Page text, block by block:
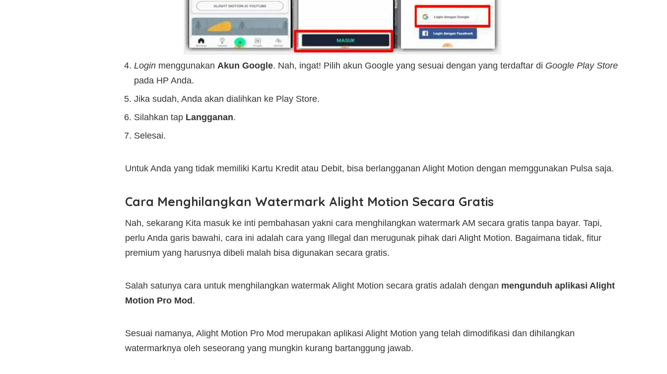
Login menggunakan Akun Google. Nah, ingat! Pilih akun Google yang sesuai dengan yang terdaftar di Google Play Store
pada HP Anda.
Jika sudah, Anda akan dialihkan ke Play Store.
Silahkan tap Langganan.
Selesai.
Untuk Anda yang tidak memiliki Kartu Kredit atau Debit, bisa berlangganan Alight Motion dengan memggunakan Pulsa saja.
Cara Menghilangkan Watermark Alight Motion Secara Gratis
Nah, sekarang Kita masuk ke inti pembahasan yakni cara menghilangkan watermark AM secara gratis tanpa bayar. Tapi,
perlu Anda garis bawahi, cara ini adalah cara yang Illegal dan merugunak pihak dari Alight Motion. Bagaimana tidak, fitur
premium yang harusnya dibeli malah bisa digunakan secara gratis.
Salah satunya cara untuk menghilangkan watermak Alight Motion secara gratis adalah dengan mengunduh aplikasi Alight
Motion Pro Mod .
Sesuai namanya, Alight Motion Pro Mod merupakan aplikasi Alight Motion yang telah dimodifikasi dan dihilangkan
watermarknya oleh seseorang yang mungkin kurang bartanggung jawab.